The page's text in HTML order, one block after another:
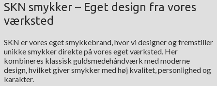
SKN smykker – Eget design fra vores
værksted
SKN er vores eget smykkebrand, hvor vi designer og fremstiller
unikke smykker direkte på vores eget værksted. Her
kombineres klassisk guldsmedehåndværk med moderne
design, hvilket giver smykker med høj kvalitet, personlighed og
karakter.